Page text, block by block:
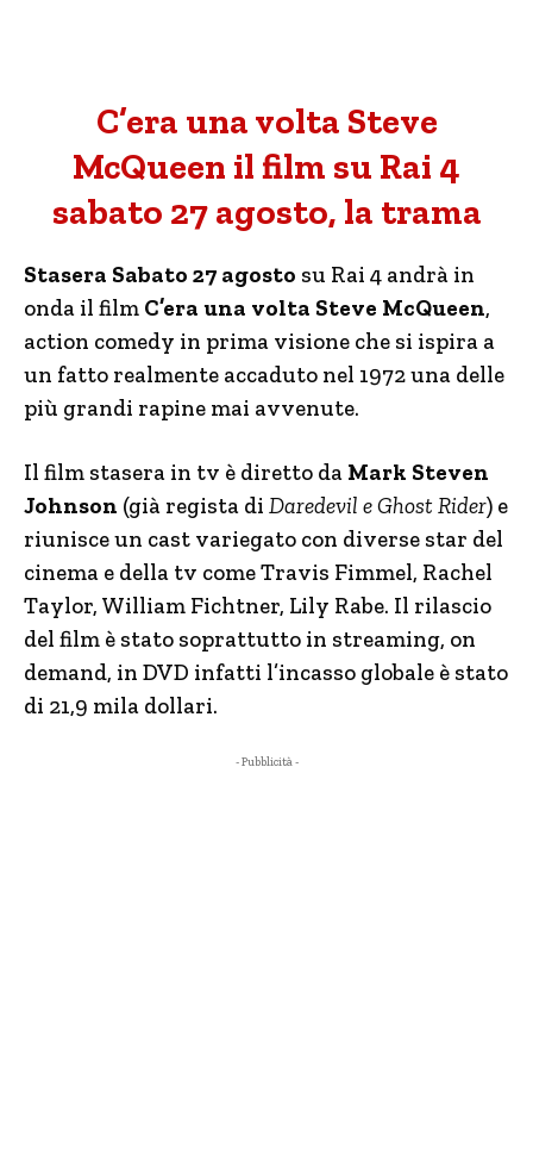
C’era una volta Steve
McQueen il film su Rai 4
sabato 27 agosto, la trama
Stasera Sabato 27 agosto su Rai 4 andrà in
onda il film C’era una volta Steve McQueen,
action comedy in prima visione che si ispira a
un fatto realmente accaduto nel 1972 una delle
più grandi rapine mai avvenute.
Il film stasera in tv è diretto da Mark Steven
Johnson (già regista di Daredevil e Ghost Rider) e
riunisce un cast variegato con diverse star del
cinema e della tv come Travis Fimmel, Rachel
Taylor, William Fichtner, Lily Rabe. Il rilascio
del film è stato soprattutto in streaming, on
demand, in DVD infatti l’incasso globale è stato
di 21,9 mila dollari.
- Pubblicità -